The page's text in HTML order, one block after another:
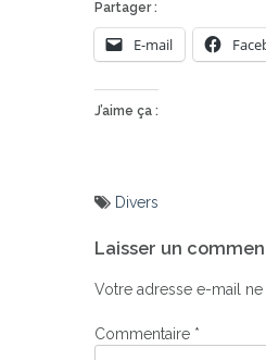
Partager :
E-mail
J’aime ça :
Divers
de
l’article
Laisser un
Votre adresse e-mail
Commentaire *